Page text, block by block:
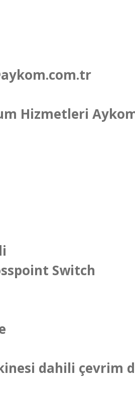
Hizmetleri
Switch
dahili çevrim